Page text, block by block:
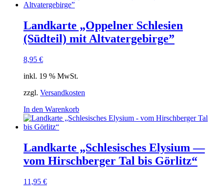
Landkarte „Oppelner Schlesien
(Südteil) mit Altvatergebirge”
8,95 €
inkl. 19 % MwSt.
zzgl. Versandkosten
In den Warenkorb
Landkarte „Schlesisches Elysium —
vom Hirschberger Tal bis Görlitz“
11,95 €